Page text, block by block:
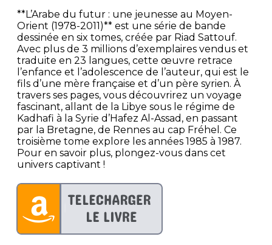
**L’Arabe du futur : une jeunesse au Moyen-
Orient (1978-2011)** est une série de bande
dessinée en six tomes, créée par Riad Sattouf.
Avec plus de 3 millions d’exemplaires vendus et
traduite en 23 langues, cette œuvre retrace
l’enfance et l’adolescence de l’auteur, qui est le
fils d’une mère française et d’un père syrien. À
travers ses pages, vous découvrirez un voyage
fascinant, allant de la Libye sous le régime de
Kadhafi à la Syrie d’Hafez Al-Assad, en passant
par la Bretagne, de Rennes au cap Fréhel. Ce
troisième tome explore les années 1985 à 1987.
Pour en savoir plus, plongez-vous dans cet
univers captivant !